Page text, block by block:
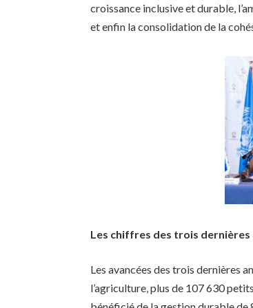
croissance inclusive et durable,
et enfin la consolidation de la
Les chiffres des trois dernières
Les avancées des trois dernières
l’agriculture, plus de 107 630